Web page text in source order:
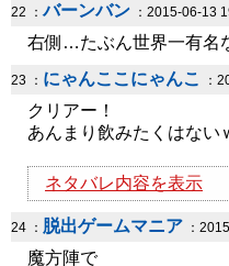
22 ：バーンバン ：2015-06-13
右側…たぶん世界一有名
23 ： にゃんここにゃんこ ：
クリアー！
あんまり飲みたくはない
ネタバレ内容を表示
24 ： 脱出ゲームマニア ：
魔方陣で